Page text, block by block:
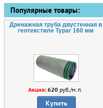
Популярные товары:
Дренажная труба двустенная в
геотекстиле Typar 160 мм
Акция: 620руб./м.п.
Купить